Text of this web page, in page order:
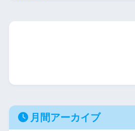
月間アーカイブ